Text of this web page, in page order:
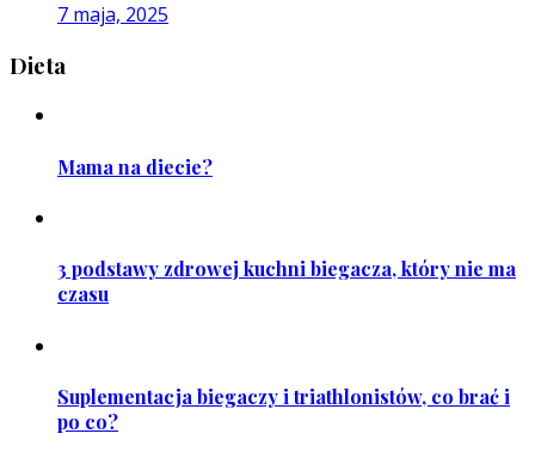
7 maja, 2025
Dieta
Mama na diecie?
3 podstawy zdrowej kuchni biegacza, który nie ma
czasu
Suplementacja biegaczy i triathlonistów, co brać i
po co?